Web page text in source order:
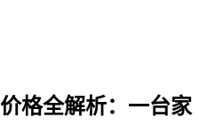
格全解析：一台家